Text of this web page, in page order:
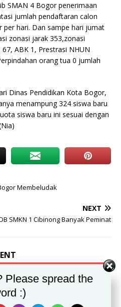
SMAN 4 Bogor penerimaan
jumlah pendaftaran calon
per hari. Dan sampe hari jumat
zonasi jarak 353,zonasi
ABK 1, Prestrasi NHUN
orang tua 0 jumlah
Dinas Pendidikan Kota Bogor,
menampung 324 siswa baru
siswa baru ini sesuai dengan
Membeludak
NEXT
SMKN 1 Cibinong Banyak Peminat
Please spread the
:)